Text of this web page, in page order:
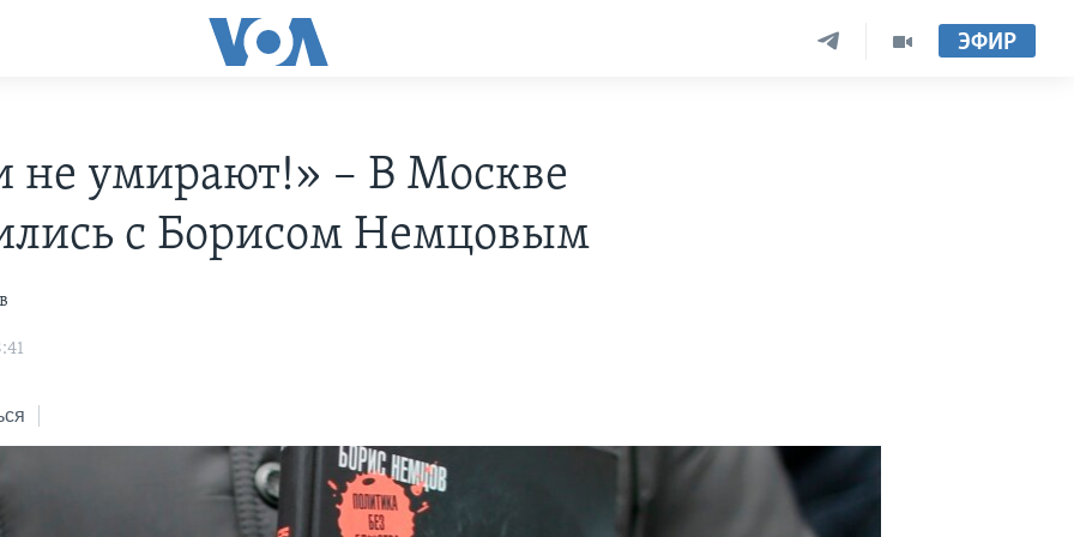
ЭФИР
не умирают!» – В Москве
с Борисом Немцовым